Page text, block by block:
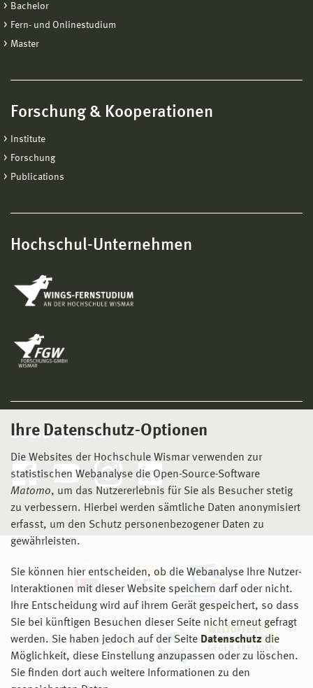
Ihre Datenschutz-Optionen
Die Websites der Hochschule Wismar verwenden zur
statistischen Webanalyse die Open-Source-Software
Matomo, um das Nutzererlebnis für Sie als Besucher stetig
zu verbessern. Hierbei werden sämtliche Daten anonymisiert
erfasst, um den Schutz personenbezogener Daten zu
gewährleisten.
Sie können hier entscheiden, ob die Webanalyse Ihre Nutzer-
Interaktionen mit dieser Website speichern darf oder nicht.
Ihre Entscheidung wird auf ihrem Gerät gespeichert, so dass
Sie bei künftigen Besuchen dieser Seite nicht erneut gefragt
werden. Sie haben jedoch auf der Seite Datenschutz die
Möglichkeit, diese Einstellung anzupassen oder zu löschen.
Sie finden dort auch weitere Informationen zu den
Bachelor
Fern- und Onlinestudium
Master
Forschung & Kooperationen
Institute
Forschung
Publications
Hochschul-Unternehmen
Social Media